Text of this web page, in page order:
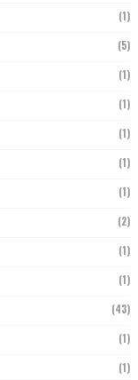
(1)
(5)
(1)
(1)
(1)
(1)
(1)
(2)
(1)
(1)
(43)
(1)
(1)